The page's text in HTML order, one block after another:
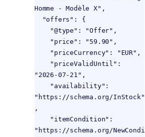
Homme - Modèle X",
"2026-07-21",
"https://schema.org/InStock"
,
"https://schema.org/NewCondi